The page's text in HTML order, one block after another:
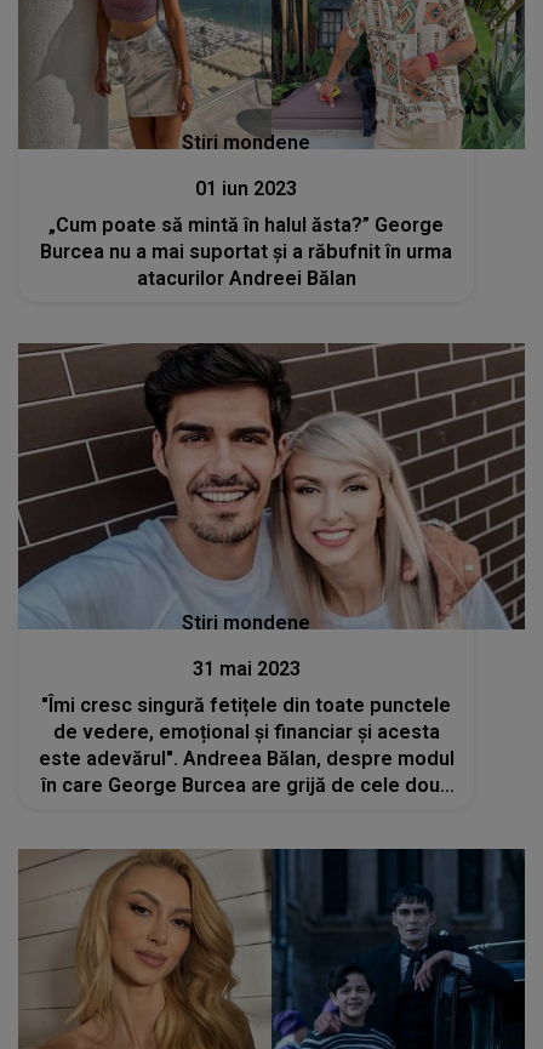
Stiri mondene
01 iun 2023
„Cum poate să mintă în halul ăsta?” George
Burcea nu a mai suportat și a răbufnit în urma
atacurilor Andreei Bălan
Stiri mondene
31 mai 2023
"Îmi cresc singură fetițele din toate punctele
de vedere, emoțional și financiar și acesta
este adevărul". Andreea Bălan, despre modul
în care George Burcea are grijă de cele două